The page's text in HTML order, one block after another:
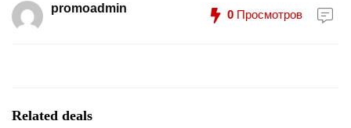
promoadmin 0 Просмотров
Related deals